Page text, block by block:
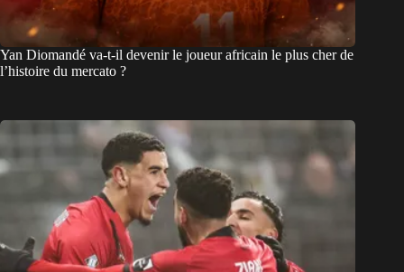
Yan Diomandé va-t-il devenir le joueur africain le plus cher de
l’histoire du mercato ?